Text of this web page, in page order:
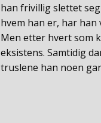
han frivillig slettet
hvem han er, har
Men etter hvert som
eksistens. Samtidig
truslene han noen